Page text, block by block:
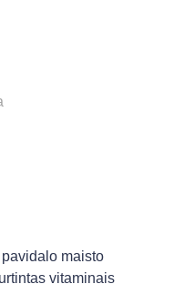
maisto
vitaminais